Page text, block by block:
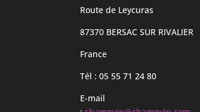
Route de Leycuras
87370 BERSAC SUR RIVALIER
France
Tél : 05 55 71 24 80
E-mail